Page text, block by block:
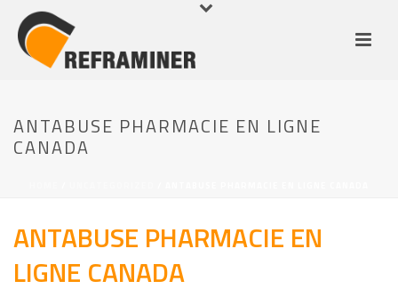
ANTABUSE PHARMACIE EN LIGNE
CANADA
ANTABUSE PHARMACIE EN
LIGNE CANADA